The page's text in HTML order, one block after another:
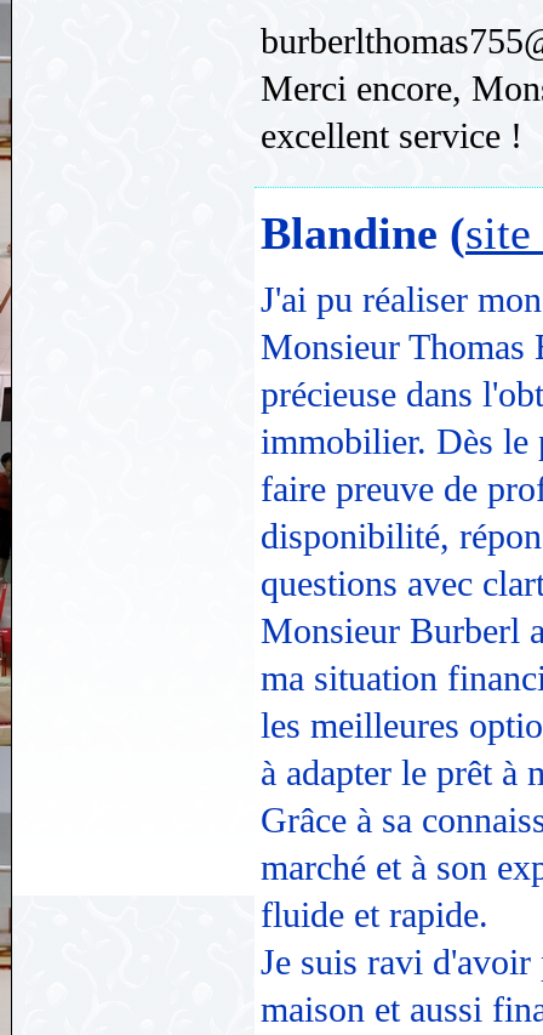
Merci encore,
excellent service !
Blandine (site
J'ai pu réaliser
Monsieur Thomas
précieuse dans
immobilier. Dès le
faire preuve de
disponibilité,
questions avec
Monsieur Burberl
ma situation
les meilleures
à adapter le prêt à
Grâce à sa
marché et à son
fluide et rapide.
Je suis ravi
maison et aussi